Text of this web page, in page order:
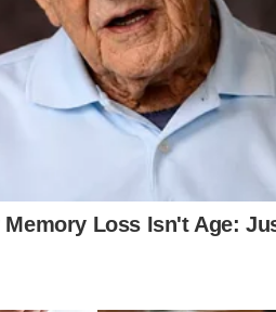
descarta interesse
a ciência, não jogaria a final’
diz coordenador do Palmeiras